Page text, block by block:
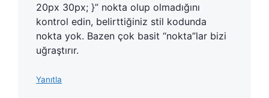
20px 30px; }” nokta olup olmadığını
kontrol edin, belirttiğiniz stil kodunda
nokta yok. Bazen çok basit “nokta”lar bizi
uğraştırır.
Yanıtla